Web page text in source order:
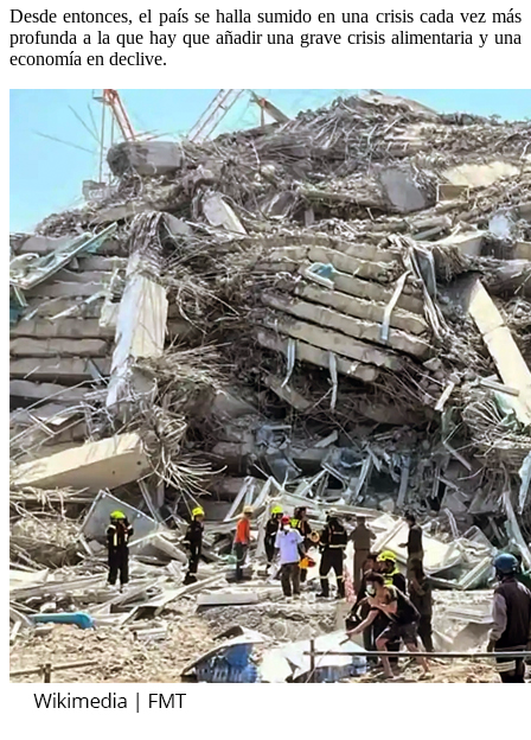
Desde entonces, el país se halla sumido en una crisis cada vez más
profunda a la que hay que añadir una grave crisis alimentaria y una
economía en declive.